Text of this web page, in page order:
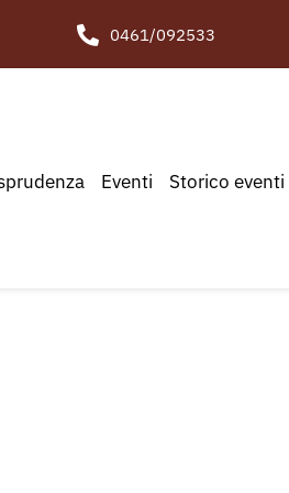
0461/092533
Eventi Storico eventi